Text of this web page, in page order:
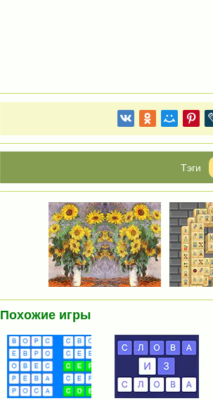
Похожие игры